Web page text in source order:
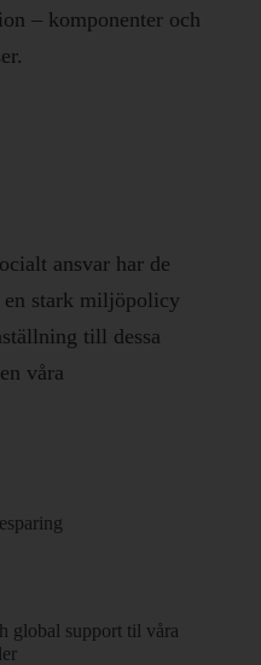
– komponenter och
ansvar har de
en stark miljöpolicy
till dessa
våra
global support til våra